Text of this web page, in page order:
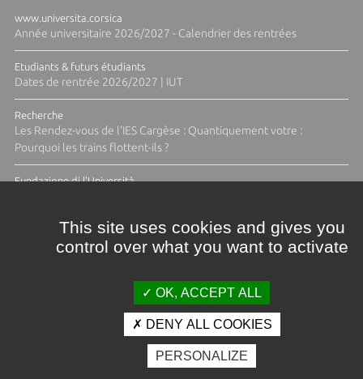
www.universita.corsica
Année universitaire 2026/2027 - Calendrier des rentrées
Etudiants & futurs étudiants
Dates de rentrée 2026/2027 | IUT
Recherche
Les Rendez-vous de l'IES Cargèse : Quantiquement votre :
Pourquoi les trains flottent-ils ?
Fundazione di l'Università
Crédits et mentions légales
Espace presse
Photothèque
This site uses cookies and gives you
control over what you want to activate
OK, ACCEPT ALL
DENY ALL COOKIES
PERSONALIZE